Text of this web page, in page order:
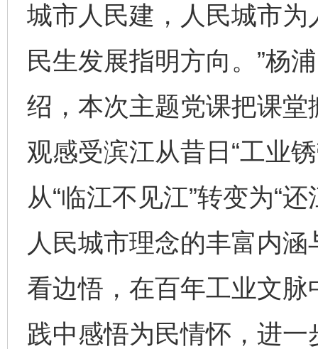
城市人民建，人民城市为
民生发展指明方向。”杨
绍，本次主题党课把课
观感受滨江从昔日“工业
从“临江不见江”转变为“
人民城市理念的丰富内
看边悟，在百年工业文
践中感悟为民情怀，进